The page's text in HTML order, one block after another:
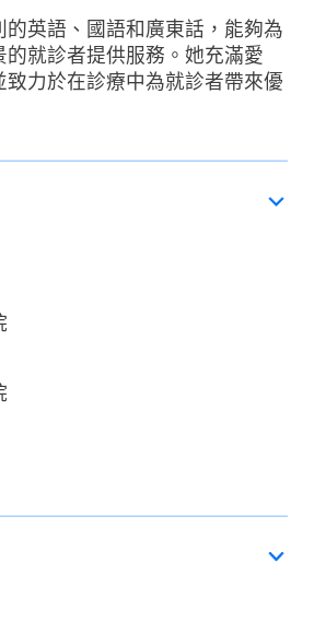
的英語、國語和廣東話，能夠為
的就診者提供服務。她充滿愛
致力於在診療中為就診者帶來優